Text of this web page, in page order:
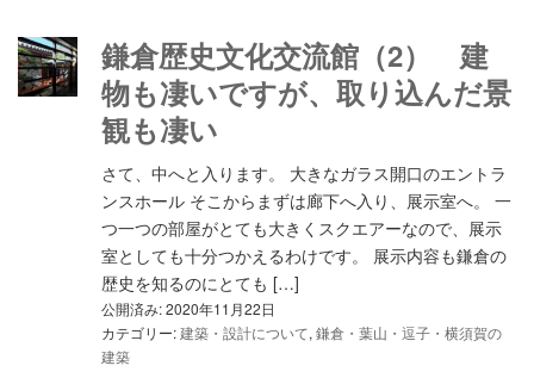
鎌倉歴史文化交流館（2） 建
物も凄いですが、取り込んだ景
観も凄い
さて、中へと入ります。 大きなガラス開口のエントラ
ンスホール そこからまずは廊下へ入り、展示室へ。 一
つ一つの部屋がとても大きくスクエアーなので、展示
室としても十分つかえるわけです。 展示内容も鎌倉の
歴史を知るのにとても […]
公開済み: 2020年11月22日
カテゴリー:建築・設計について, 鎌倉・葉山・逗子・横須賀の
建築